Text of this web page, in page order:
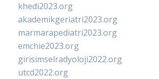
khedi2023.org
akademikgeriatri2023.org
marmarapediatri2023.org
emchie2023.org
girisimselradyoloji2022.org
utcd2022.org